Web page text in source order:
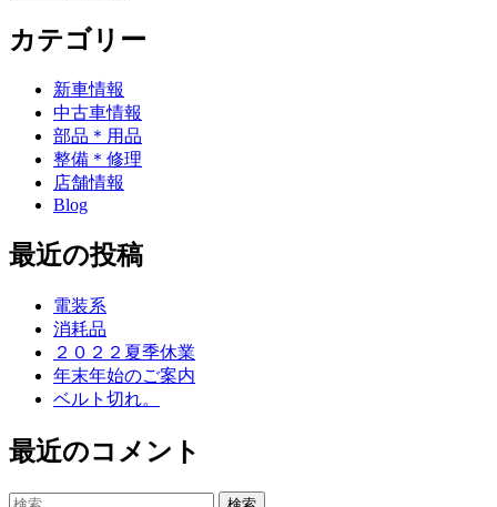
カテゴリー
新車情報
中古車情報
部品＊用品
整備＊修理
店舗情報
Blog
最近の投稿
電装系
消耗品
２０２２夏季休業
年末年始のご案内
ベルト切れ。
最近のコメント
検